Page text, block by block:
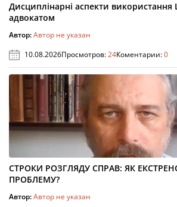
Дисциплінарні аспекти використання
адвокатом
Автор:Автор не указан
10.08.2026Просмотров:24Коментарии:0
СТРОКИ РОЗГЛЯДУ СПРАВ: ЯК
ПРОБЛЕМУ?
Автор:Автор не указан